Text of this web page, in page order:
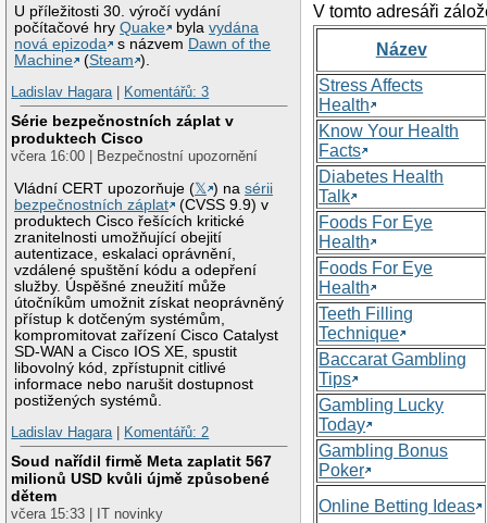
U příležitosti 30. výročí vydání
počítačové hryQuake bylavydána
nová epizoda
s názvem Dawn of the
Machine
(Steam ).
Ladislav Hagara| Komentářů: 3
Série bezpečnostních záplat v
produktech Cisco
včera 16:00 | Bezpečnostní upozornění
Vládní CERT upozorňuje (𝕏 ) nasérii
bezpečnostních záplat
(CVSS 9.9) v
produktech Cisco řešících kritické
zranitelnosti umožňující obejití
autentizace, eskalaci oprávnění,
vzdálené spuštění kódu a odepření
služby. Úspěšné zneužití může
útočníkům umožnit získat neoprávněný
přístup k dotčeným systémům,
kompromitovat zařízení Cisco Catalyst
SD-WAN a Cisco IOS XE, spustit
libovolný kód, zpřístupnit citlivé
informace nebo narušit dostupnost
postižených systémů.
Ladislav Hagara| Komentářů: 2
Soud nařídil firmě Meta zaplatit 567
milionů USD kvůli újmě způsobené
dětem
včera 15:33 | IT novinky
V tomto adresáři
Název
Stress Affects
Health
Know Your Health
Facts
Diabetes Health
Talk
Foods For Eye
Health
Foods For Eye
Health
Teeth Filling
Technique
Baccarat Gambling
Tips
Gambling Lucky
Today
Gambling Bonus
Poker
Online Betting Ideas